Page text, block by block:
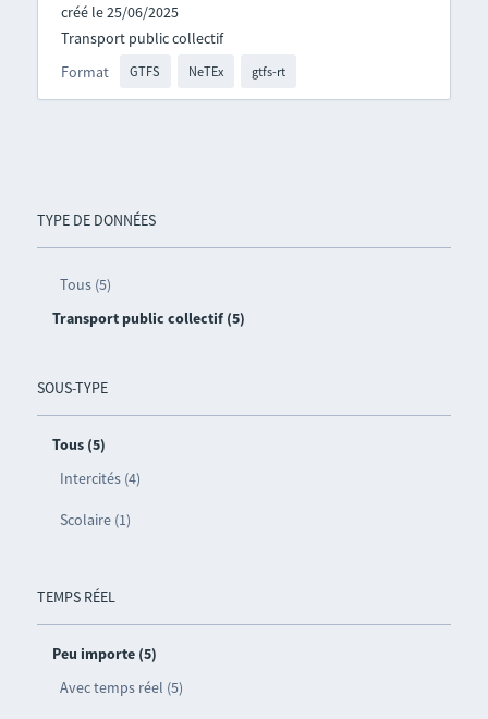
TYPE DE DONNÉES
Tous (5)
Transport public collectif (5)
SOUS-TYPE
Tous (5)
Intercités (4)
Scolaire (1)
TEMPS RÉEL
Peu importe (5)
Avec temps réel (5)
créé le 25/06/2025
Format GTFS NeTEx gtfs-rt
Transport public collectif